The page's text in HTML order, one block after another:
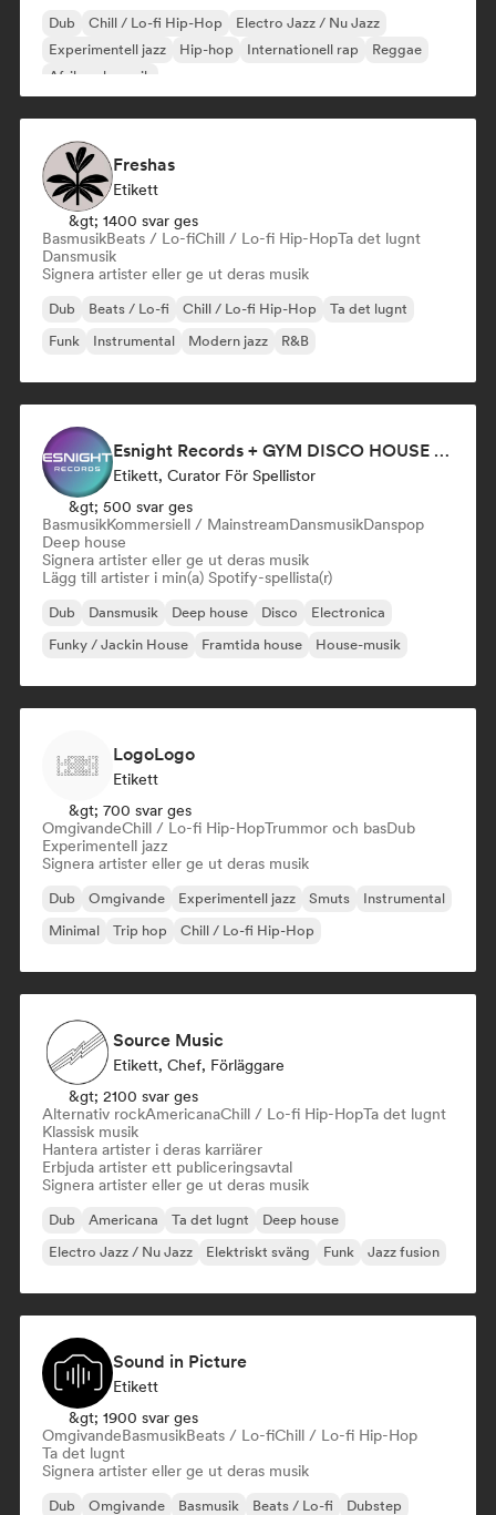
Dub Chill / Lo-fi Hip-Hop
Electro Jazz / Nu Jazz
Experimentell jazz
Hip-hop Internationell rap
Reggae
Afrikansk musik
Freshas
Etikett
&gt; 1400 svar ges
BasmusikBeats / Lo-fiChill / Lo-fi Hip-HopTa det lugnt
Dansmusik
Signera artister eller ge ut deras musik
Dub Beats / Lo-fi Chill / Lo-fi Hip-Hop
Ta det lugnt
Funk
Instrumental Modern jazz R&B
Esnight Records + GYM DISCO HOUSE POP playlist
Etikett, Curator För Spellistor
&gt; 500 svar ges
BasmusikKommersiell / MainstreamDansmusikDanspop
Deep house
Signera artister eller ge ut deras musik
Lägg till artister i min(a) Spotify-spellista(r)
Dub Dansmusik Deep house Disco
Electronica
Funky / Jackin House
Framtida house House-musik
LogoLogo
Etikett
&gt; 700 svar ges
OmgivandeChill / Lo-fi Hip-HopTrummor och basDub
Experimentell jazz
Signera artister eller ge ut deras musik
Dub Omgivande Experimentell jazz Smuts
Instrumental
Minimal
Trip hop Chill / Lo-fi Hip-Hop
Source Music
Etikett, Chef, Förläggare
&gt; 2100 svar ges
Alternativ rockAmericanaChill / Lo-fi Hip-HopTa det lugnt
Klassisk musik
Hantera artister i deras karriärer
Erbjuda artister ett publiceringsavtal
Signera artister eller ge ut deras musik
Dub Americana Ta det lugnt
Deep house
Electro Jazz / Nu Jazz
Elektriskt sväng Funk Jazz fusion
Sound in Picture
Etikett
&gt; 1900 svar ges
OmgivandeBasmusikBeats / Lo-fiChill / Lo-fi Hip-Hop
Ta det lugnt
Signera artister eller ge ut deras musik
Dub Omgivande Basmusik Beats / Lo-fi
Dubstep